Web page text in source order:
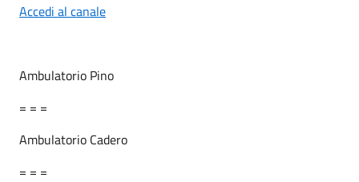
Accedi al canale
Ambulatorio Pino
= = =
Ambulatorio Cadero
= = =